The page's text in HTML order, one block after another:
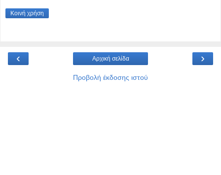
Κοινή χρήση
‹ ›
Αρχική σελίδα
Προβολή έκδοσης ιστού